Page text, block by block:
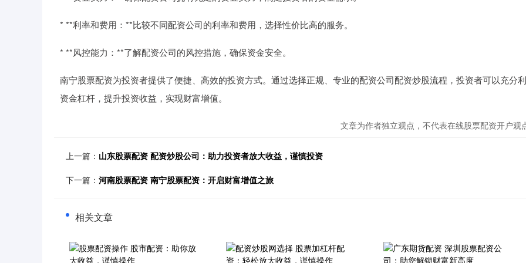
* **利率和费用：**比较不同配资公司的利率和费用，选择性价比高的服务。
* **风控能力：**了解配资公司的风控措施，确保资金安全。
南宁股票配资为投资者提供了便捷、高效的投资方式。通过选择正规、专业的配资公司配资炒股流程，投资者可以充分
资金杠杆，提升投资收益，实现财富增值。
文章为作者独立观点，不代表在线股票配资开户观
上一篇： 山东股票配资 配资炒股公司：助力投资者放大收益，谨慎投资
下一篇： 河南股票配资 南宁股票配资：开启财富增值之旅
相关文章